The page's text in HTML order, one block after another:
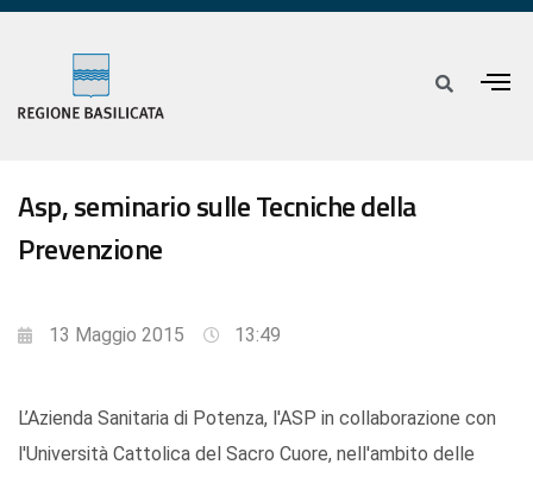
Asp, seminario sulle Tecniche della
Prevenzione
13 Maggio 2015 13:49
L’Azienda Sanitaria di Potenza, l'ASP in collaborazione con
l'Università Cattolica del Sacro Cuore, nell'ambito delle